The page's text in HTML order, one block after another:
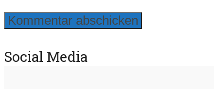
Social Media